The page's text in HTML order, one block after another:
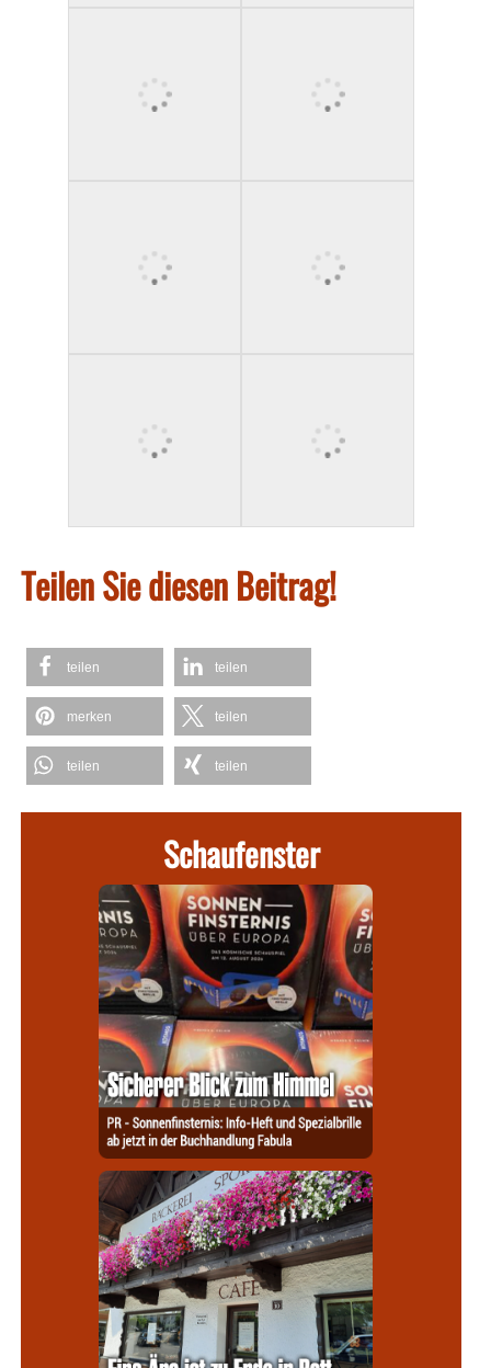
Teilen Sie diesen Beitrag!
teilen teilen
merken teilen
teilen teilen
Schaufenster